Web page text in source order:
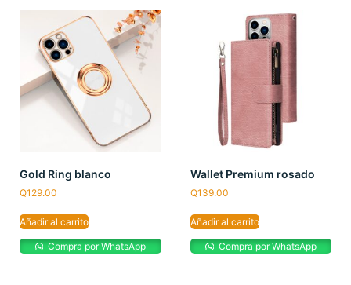
Gold Ring blanco
Q129.00
Añadir al carrito
Compra por WhatsApp
Wallet Premium rosado
Q139.00
Añadir al carrito
Compra por WhatsApp